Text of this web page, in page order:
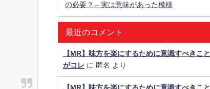
の必要？←実は意味があった模様
最近のコメント
【MR】味方を楽にするために意識すべきこと
がコレ に 匿名 より